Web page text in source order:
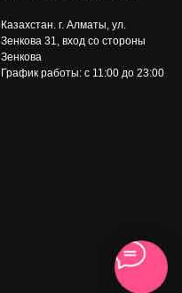
Казахстан. г. Алматы, ул.
Зенкова 31, вход со стороны
Зенкова
График работы: с 11:00 до 23:00